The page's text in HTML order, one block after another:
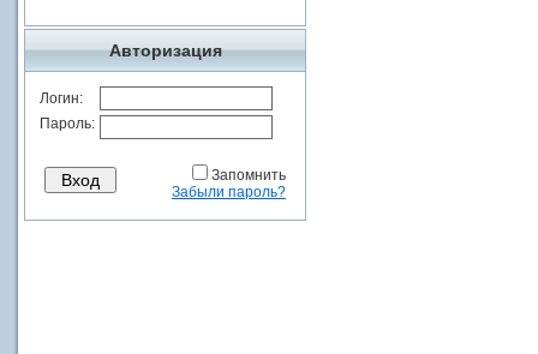
Авторизация
Логин:
Пароль:
Запомнить
Забыли пароль?